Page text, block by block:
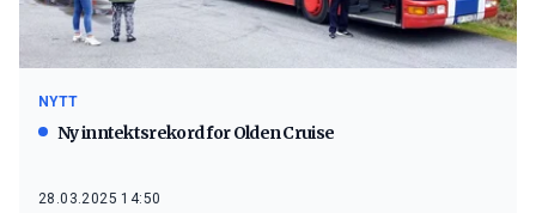
NYTT
Ny inntektsrekord for Olden Cruise
28.03.2025 14:50